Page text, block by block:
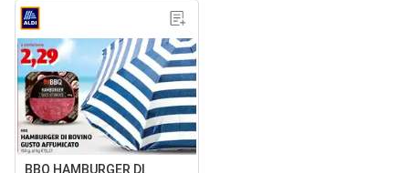
BBQ HAMBURGER DI